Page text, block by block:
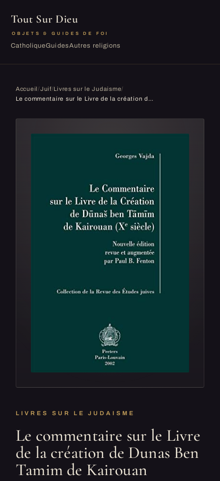
Tout Sur Dieu
OBJETS & GUIDES DE FOI
CatholiqueGuidesAutres religions
Accueil/Juif/Livres sur le Judaisme/
Le commentaire sur le Livre de la création de Dunas Ben Tamim de Kairouan
LIVRES SUR LE JUDAISME
Le commentaire sur le Livre
de la création de Dunas Ben
Tamim de Kairouan